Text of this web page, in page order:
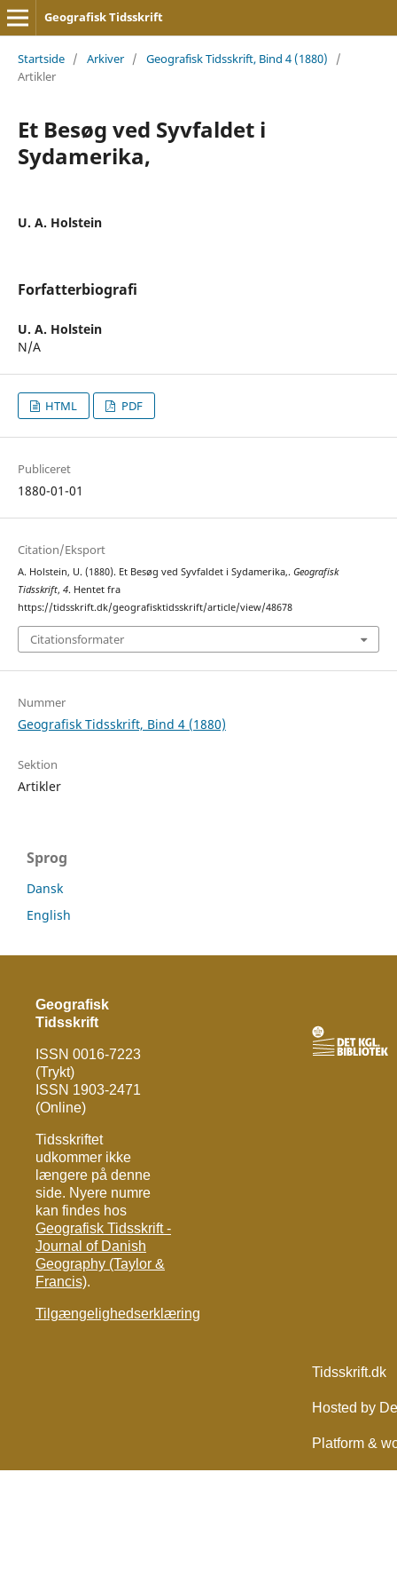
Geografisk Tidsskrift
Startside / Arkiver / Geografisk Tidsskrift, Bind 4 (1880)
/
Artikler
Et Besøg ved Syvfaldet i
Sydamerika,
U. A. Holstein
Forfatterbiografi
U. A. Holstein
N/A
HTML PDF
Publiceret
1880-01-01
Citation/Eksport
A. Holstein, U. (1880). Et Besøg ved Syvfaldet i Sydamerika,. Geografisk
Tidsskrift, 4. Hentet fra
https://tidsskrift.dk/geografisktidsskrift/article/view/48678
Citationsformater
Nummer
Geografisk Tidsskrift, Bind 4 (1880)
Sektion
Artikler
Sprog
Dansk
English
Geografisk
Tidsskrift
ISSN 0016-7223
(Trykt)
ISSN 1903-2471
(Online)
Tidsskriftet
udkommer ikke
længere på denne
side. Nyere numre
kan findes hos
Geografisk Tidsskrift -
Journal of Danish
Geography (Taylor &
Francis).
Tilgængelighedserklæring